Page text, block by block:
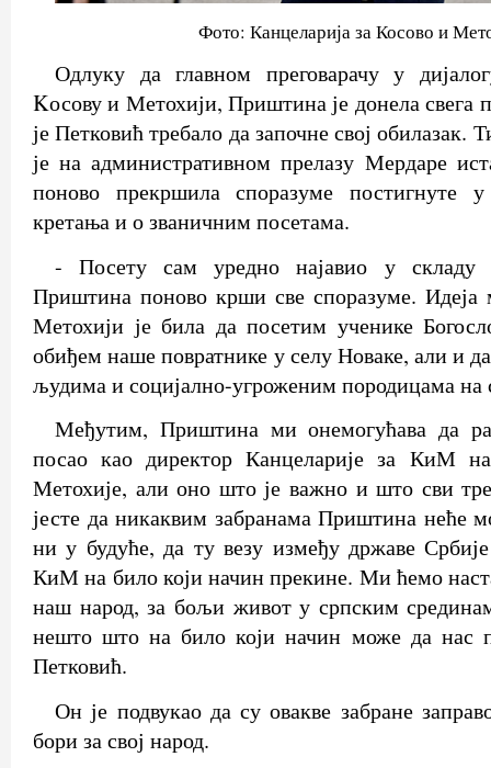
Фото: Канцеларија за Косово и
Одлуку да главном преговарачу у
Kосову и Метохији, Приштина је донела свега
је Петковић требало да започне свој обилазак.
је на административном прелазу Мердаре
поново прекршила споразуме постигнуте
кретања и о званичним посетама.
- Посету сам уредно најавио у складу
Приштина поново крши све споразуме. Идеја
Метохији је била да посетим ученике
обиђем наше повратнике у селу Новаке, али и
људима и социјално-угроженим породицама
Међутим, Приштина ми онемогућава да
посао као директор Канцеларије за КиМ
Метохије, али оно што је важно и што сви
јесте да никаквим забранама Приштина неће
ни у будуће, да ту везу између државе
КиМ на било који начин прекине. Ми ћемо
наш народ, за бољи живот у српским
нешто што на било који начин може да нас
Петковић.
Он је подвукао да су овакве забране
бори за свој народ.